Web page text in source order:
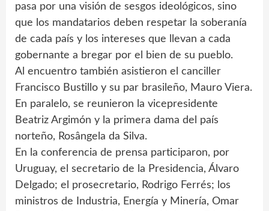
pasa por una visión de sesgos ideológicos, sino
que los mandatarios deben respetar la soberanía
de cada país y los intereses que llevan a cada
gobernante a bregar por el bien de su pueblo.
Al encuentro también asistieron el canciller
Francisco Bustillo y su par brasileño, Mauro Viera.
En paralelo, se reunieron la vicepresidente
Beatriz Argimón y la primera dama del país
norteño, Rosângela da Silva.
En la conferencia de prensa participaron, por
Uruguay, el secretario de la Presidencia, Álvaro
Delgado; el prosecretario, Rodrigo Ferrés; los
ministros de Industria, Energía y Minería, Omar